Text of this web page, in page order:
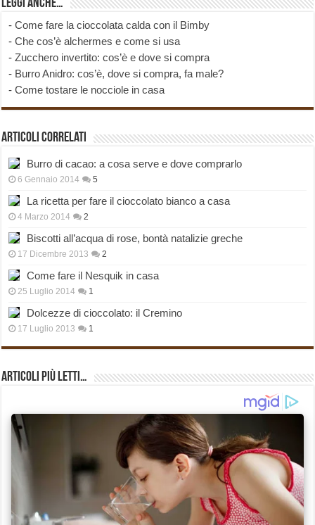
Leggi anche…
-Come fare la cioccolata calda con il Bimby
-Che cos’è alchermes e come si usa
-Zucchero invertito: cos’è e dove si compra
- Burro Anidro: cos’è, dove si compra, fa male?
-Come tostare le nocciole in casa
Articoli correlati
Burro di cacao: a cosa serve e dove comprarlo
6 Gennaio 2014 5
La ricetta per fare il cioccolato bianco a casa
4 Marzo 2014 2
Biscotti all’acqua di rose, bontà natalizie greche
17 Dicembre 2013 2
Come fare il Nesquik in casa
25 Luglio 2014 1
Dolcezze di cioccolato: il Cremino
17 Luglio 2013 1
Articoli più Letti…